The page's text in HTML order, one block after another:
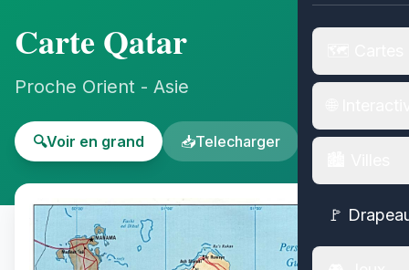
🚩
Carte Qatar
Proche Orient - Asie
🔍Voir en grand 📥Telecharger